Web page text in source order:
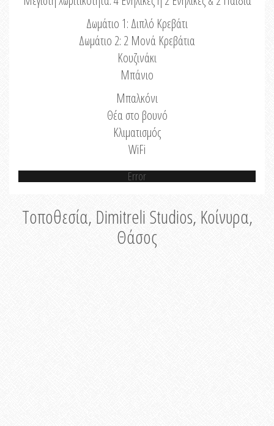
Δωμάτιο 1: Διπλό Κρεβάτι
Δωμάτιο 2: 2 Μονά Κρεβάτια
Κουζινάκι
Μπάνιο
Μπαλκόνι
Θέα στο βουνό
Κλιματισμός
WiFi
Error
Τοποθεσία, Dimitreli Studios, Κοίνυρα,
Θάσος